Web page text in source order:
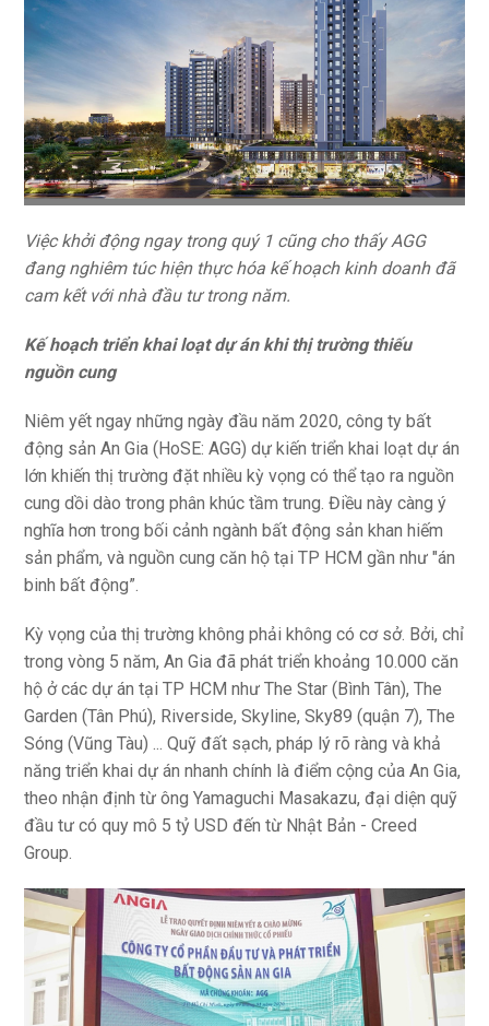
Việc khởi động ngay trong quý 1 cũng cho thấy AGG
đang nghiêm túc hiện thực hóa kế hoạch kinh doanh đã
cam kết với nhà đầu tư trong năm.
Kế hoạch triển khai loạt dự án khi thị trường thiếu
nguồn cung
Niêm yết ngay những ngày đầu năm 2020, công ty bất
động sản An Gia (HoSE: AGG) dự kiến triển khai loạt dự án
lớn khiến thị trường đặt nhiều kỳ vọng có thể tạo ra nguồn
cung dồi dào trong phân khúc tầm trung. Điều này càng ý
nghĩa hơn trong bối cảnh ngành bất động sản khan hiếm
sản phẩm, và nguồn cung căn hộ tại TP HCM gần như "án
binh bất động”.
Kỳ vọng của thị trường không phải không có cơ sở. Bởi, chỉ
trong vòng 5 năm, An Gia đã phát triển khoảng 10.000 căn
hộ ở các dự án tại TP HCM như The Star (Bình Tân), The
Garden (Tân Phú), Riverside, Skyline, Sky89 (quận 7), The
Sóng (Vũng Tàu) ... Quỹ đất sạch, pháp lý rõ ràng và khả
năng triển khai dự án nhanh chính là điểm cộng của An Gia,
theo nhận định từ ông Yamaguchi Masakazu, đại diện quỹ
đầu tư có quy mô 5 tỷ USD đến từ Nhật Bản - Creed
Group.